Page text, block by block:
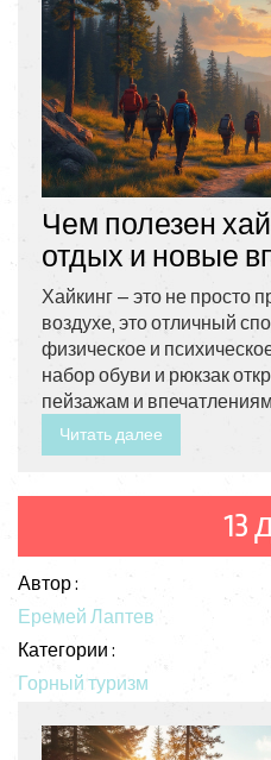
Чем полезен
отдых и новые
Хайкинг — это не просто
воздухе, это отличный
физическое и
набор обуви и рюкзак
пейзажам и
показывают, что
улучшить выносливость,
Читать далее
13
Автор :
Еремей Лаптев
Категории :
Горный туризм